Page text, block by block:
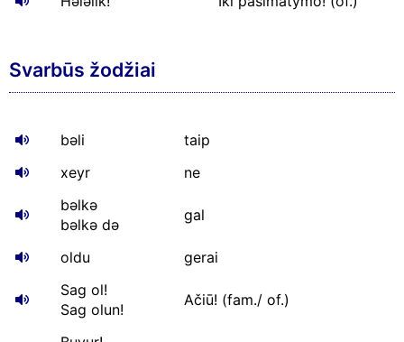
Svarbūs žodžiai
bəli
taip
xeyr
ne
bəlkə
bəlkə də
gal
oldu
gerai
Sag ol!
Sag olun!
Ačiū! (fam./ of.)